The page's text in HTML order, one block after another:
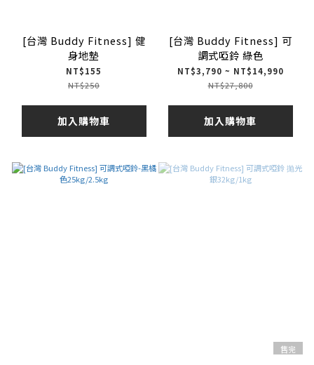
[台灣 Buddy Fitness] 健
身地墊
NT$155
NT$250
加入購物車
[台灣 Buddy Fitness] 可
調式啞鈴 綠色
NT$3,790 ~ NT$14,990
NT$27,800
加入購物車
售完